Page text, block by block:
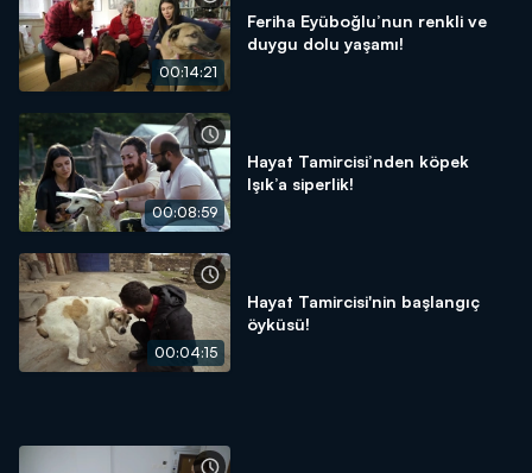
00:14:21
Feriha Eyüboğlu’nun renkli ve
duygu dolu yaşamı!
00:08:59
Hayat Tamircisi’nden köpek
Işık’a siperlik!
00:04:15
Hayat Tamircisi'nin başlangıç
öyküsü!